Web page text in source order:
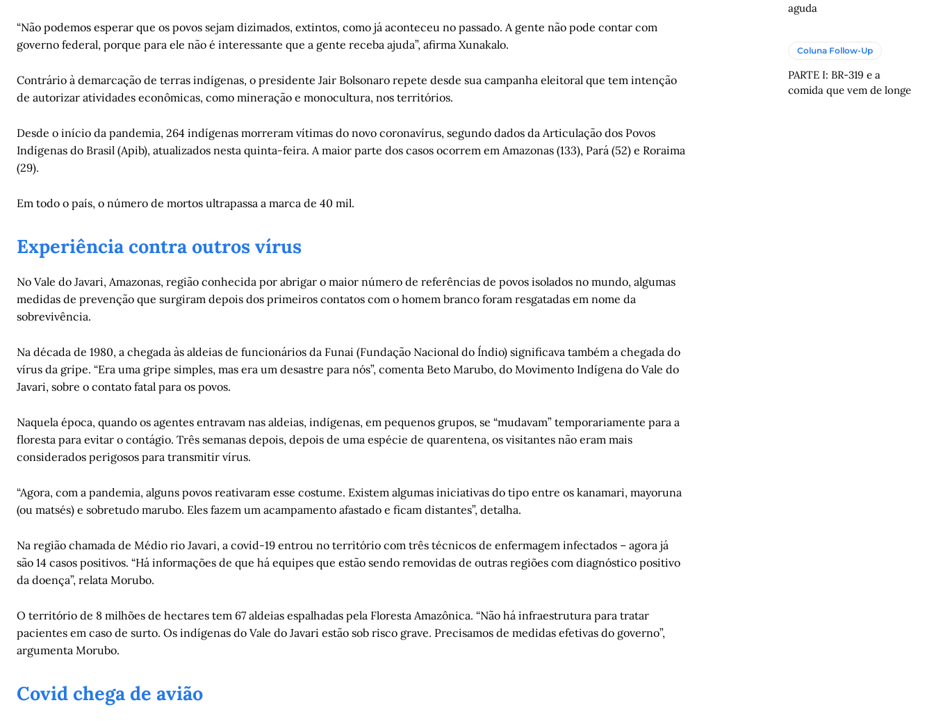
“Não podemos esperar que os povos sejam dizimados, extintos, como já aconteceu no passado. A gente não pode contar com
governo federal, porque para ele não é interessante que a gente receba ajuda”, afirma Xunakalo.
Contrário à demarcação de terras indígenas, o presidente Jair Bolsonaro repete desde sua campanha eleitoral que tem intenção
de autorizar atividades econômicas, como mineração e monocultura, nos territórios.
Desde o início da pandemia, 264 indígenas morreram vítimas do novo coronavírus, segundo dados da Articulação dos Povos
Indígenas do Brasil (Apib), atualizados nesta quinta-feira. A maior parte dos casos ocorrem em Amazonas (133), Pará (52) e Roraima
(29).
Em todo o país, o número de mortos ultrapassa a marca de 40 mil.
Experiência contra outros vírus
No Vale do Javari, Amazonas, região conhecida por abrigar o maior número de referências de povos isolados no mundo, algumas
medidas de prevenção que surgiram depois dos primeiros contatos com o homem branco foram resgatadas em nome da
sobrevivência.
Na década de 1980, a chegada às aldeias de funcionários da Funai (Fundação Nacional do Índio) significava também a chegada do
vírus da gripe. “Era uma gripe simples, mas era um desastre para nós”, comenta Beto Marubo, do Movimento Indígena do Vale do
Javari, sobre o contato fatal para os povos.
Naquela época, quando os agentes entravam nas aldeias, indígenas, em pequenos grupos, se “mudavam” temporariamente para a
floresta para evitar o contágio. Três semanas depois, depois de uma espécie de quarentena, os visitantes não eram mais
considerados perigosos para transmitir vírus.
“Agora, com a pandemia, alguns povos reativaram esse costume. Existem algumas iniciativas do tipo entre os kanamari, mayoruna
(ou matsés) e sobretudo marubo. Eles fazem um acampamento afastado e ficam distantes”, detalha.
Na região chamada de Médio rio Javari, a covid-19 entrou no território com três técnicos de enfermagem infectados – agora já
são 14 casos positivos. “Há informações de que há equipes que estão sendo removidas de outras regiões com diagnóstico positivo
da doença”, relata Morubo.
O território de 8 milhões de hectares tem 67 aldeias espalhadas pela Floresta Amazônica. “Não há infraestrutura para tratar
pacientes em caso de surto. Os indígenas do Vale do Javari estão sob risco grave. Precisamos de medidas efetivas do governo”,
argumenta Morubo.
Covid chega de avião
aguda
Coluna Follow-Up
PARTE I: BR-319 e a
comida que vem de longe